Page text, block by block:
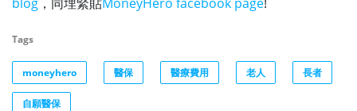
Tags
moneyhero 醫保 醫療費用 老人 長者
自願醫保